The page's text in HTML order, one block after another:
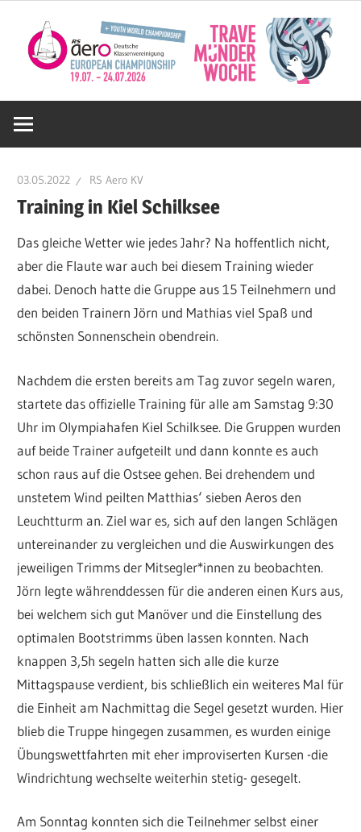
Inhalt
springen
Deutsche
RS
Aero
KV
e.V.
03.05.2022 RS Aero KV
Training in Kiel Schilksee
Das gleiche Wetter wie jedes Jahr? Na hoffentlich nicht,
aber die Flaute war auch bei diesem Training wieder
dabei. Denoch hatte die Gruppe aus 15 Teilnehmern und
den beiden Trainern Jörn und Mathias viel Spaß und
schönsten Sonnenschein obendrein.
Nachdem die ersten bereits am Tag zuvor segeln waren,
startete das offizielle Training für alle am Samstag 9:30
Uhr im Olympiahafen Kiel Schilksee. Die Gruppen wurden
auf beide Trainer aufgeteilt und dann konnte es auch
schon raus auf die Ostsee gehen. Bei drehendem und
unstetem Wind peilten Matthias‘ sieben Aeros den
Leuchtturm an. Ziel war es, sich auf den langen Schlägen
untereinander zu vergleichen und die Auswirkungen des
jeweiligen Trimms der Mitsegler*innen zu beobachten.
Jörn legte währenddessen für die anderen einen Kurs aus,
bei welchem sich gut Manöver und die Einstellung des
optimalen Bootstrimms üben lassen konnten. Nach
knappen 3,5h segeln hatten sich alle die kurze
Mittagspause verdient, bis schließlich ein weiteres Mal für
die Einheit am Nachmittag die Segel gesetzt wurden. Hier
blieb die Truppe hingegen zusammen, es wurden einige
Übungswettfahrten mit eher improviserten Kursen -die
Windrichtung wechselte weiterhin stetig- gesegelt.
Am Sonntag konnten sich die Teilnehmer selbst einer